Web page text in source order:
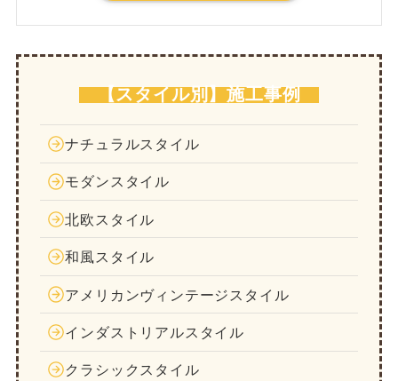
【スタイル別】施工事例
ナチュラルスタイル
モダンスタイル
北欧スタイル
和風スタイル
アメリカンヴィンテージスタイル
インダストリアルスタイル
クラシックスタイル